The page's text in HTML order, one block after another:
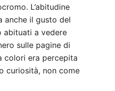
L’abitudine
anche il gusto del
abituati a vedere
sulle pagine di
colori era percepita
curiosità, non come